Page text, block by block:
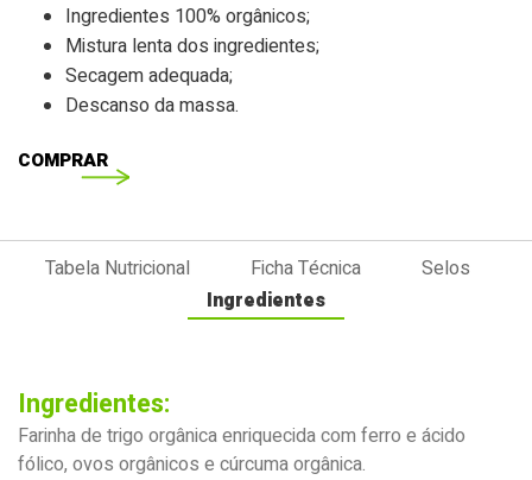
Ingredientes 100% orgânicos;
Mistura lenta dos ingredientes;
Secagem adequada;
Descanso da massa.
COMPRAR
Tabela Nutricional Ficha Técnica
Selos
Ingredientes
Ingredientes:
Farinha de trigo orgânica enriquecida com ferro e ácido
fólico, ovos orgânicos e cúrcuma orgânica.